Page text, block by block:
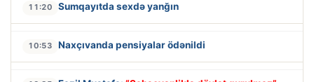
11:20 Sumqayıtda sexdə yanğın
10:53 Naxçıvanda pensiyalar ödənildi